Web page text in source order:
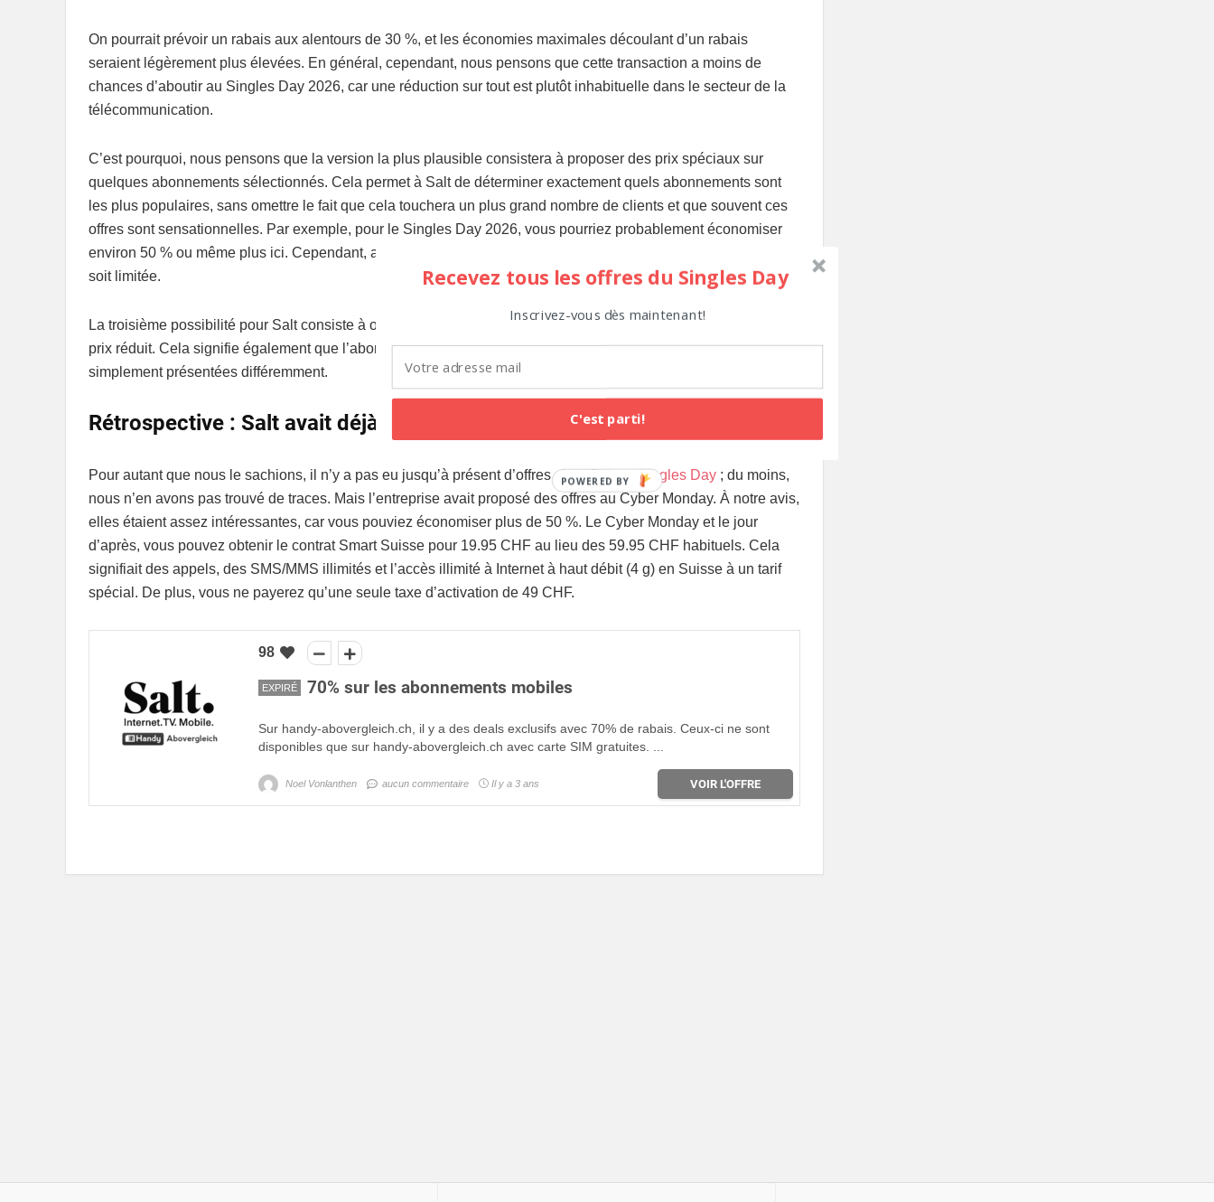
On pourrait prévoir un rabais aux alentours de 30 %, et les économies maximales découlant d’un rabais
seraient légèrement plus élevées. En général, cependant, nous pensons que cette transaction a moins de
chances d’aboutir au Singles Day 2026, car une réduction sur tout est plutôt inhabituelle dans le secteur de la
télécommunication.
C’est pourquoi, nous pensons que la version la plus plausible consistera à proposer des prix spéciaux sur
quelques abonnements sélectionnés. Cela permet à Salt de déterminer exactement quels abonnements sont
les plus populaires, sans omettre le fait que cela touchera un plus grand nombre de clients et que souvent ces
offres sont sensationnelles. Par exemple, pour le Singles Day 2026, vous pourriez probablement économiser
environ 50 % ou même plus ici. Cependant, avec des offres aussi importantes, il peut toujours arriver que l’offre
soit limitée.
La troisième possibilité pour Salt consiste à offrir au Singles Day 2026 un smartphone avec abonnement à un
prix réduit. Cela signifie également que l’abonnement sera disponible au meilleur prix ; les économies sont
simplement présentées différemment.
Rétrospective : Salt avait déjà eu ces offres au Singles Day
Pour autant que nous le sachions, il n’y a pas eu jusqu’à présent d’offres chez Salt auSingles Day ; du moins,
nous n’en avons pas trouvé de traces. Mais l’entreprise avait proposé des offres au Cyber Monday. À notre avis,
elles étaient assez intéressantes, car vous pouviez économiser plus de 50 %. Le Cyber Monday et le jour
d’après, vous pouvez obtenir le contrat Smart Suisse pour 19.95 CHF au lieu des 59.95 CHF habituels. Cela
signifiait des appels, des SMS/MMS illimités et l’accès illimité à Internet à haut débit (4 g) en Suisse à un tarif
spécial. De plus, vous ne payerez qu’une seule taxe d’activation de 49 CHF.
98
EXPIRÉ 70% sur les abonnements mobiles
Sur handy-abovergleich.ch, il y a des deals exclusifs avec 70% de rabais. Ceux-ci ne sont
disponibles que sur handy-abovergleich.ch avec carte SIM gratuites. ...
Noel Vonlanthen aucun commentaire Il y a 3 ans VOIR L'OFFRE
Recevez tous les offres du Singles Day
Inscrivez-vous dès maintenant!
C'est parti!
POWERED BY